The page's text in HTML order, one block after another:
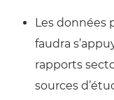
Les données
faudra
rapports
sources